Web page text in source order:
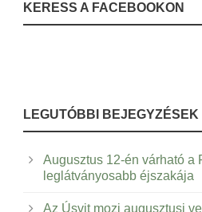
KERESS A FACEBOOKON
LEGUTÓBBI BEJEGYZÉSEK
Augusztus 12-én várható a
leglátványosabb éjszakája
Az Úsvit mozi augusztusi